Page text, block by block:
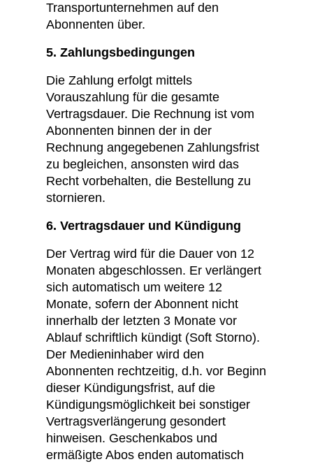
Transportunternehmen auf den
Abonnenten über.
5. Zahlungsbedingungen
Die Zahlung erfolgt mittels
Vorauszahlung für die gesamte
Vertragsdauer. Die Rechnung ist vom
Abonnenten binnen der in der
Rechnung angegebenen Zahlungsfrist
zu begleichen, ansonsten wird das
Recht vorbehalten, die Bestellung zu
stornieren.
6. Vertragsdauer und Kündigung
Der Vertrag wird für die Dauer von 12
Monaten abgeschlossen. Er verlängert
sich automatisch um weitere 12
Monate, sofern der Abonnent nicht
innerhalb der letzten 3 Monate vor
Ablauf schriftlich kündigt (Soft Storno).
Der Medieninhaber wird den
Abonnenten rechtzeitig, d.h. vor Beginn
dieser Kündigungsfrist, auf die
Kündigungsmöglichkeit bei sonstiger
Vertragsverlängerung gesondert
hinweisen. Geschenkabos und
ermäßigte Abos enden automatisch